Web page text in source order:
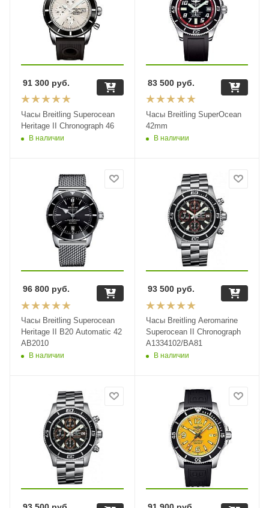
Часы Breitling Superocean
Heritage II Chronograph 46
В наличии
91 300 руб.
Часы Breitling SuperOcean
42mm
В наличии
83 500руб.
Часы Breitling Superocean
Heritage II B20 Automatic 42
AB2010
В наличии
96 800 руб.
Часы Breitling Aeromarine
Superocean II Chronograph
A1334102/BA81
В наличии
93 500руб.